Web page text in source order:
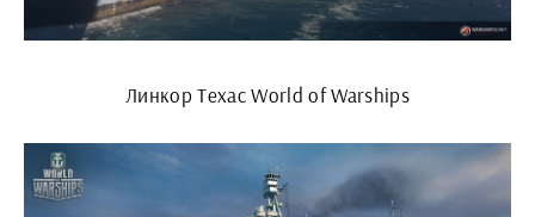
Линкор Техас World of Warships